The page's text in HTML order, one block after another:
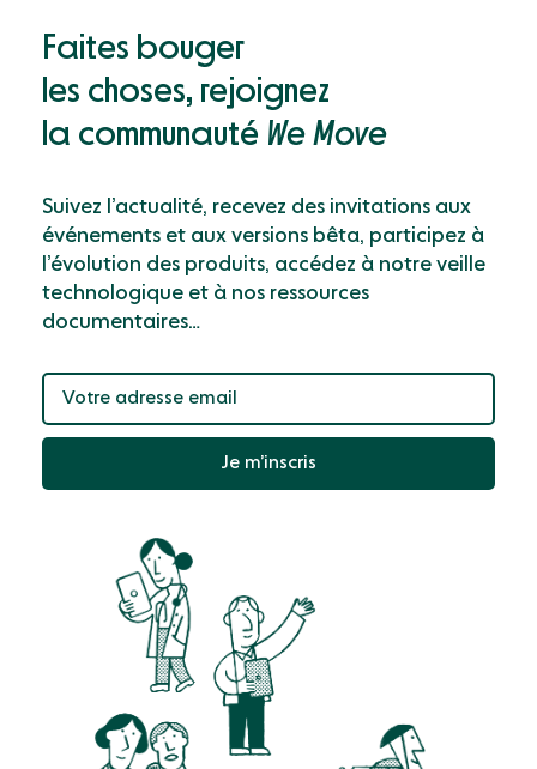
Faites bouger
les choses, rejoignez
la communauté We Move
Suivez l’actualité, recevez des invitations aux
événements et aux versions bêta, participez à
l’évolution des produits, accédez à notre veille
technologique et à nos ressources
documentaires…
Je m’inscris